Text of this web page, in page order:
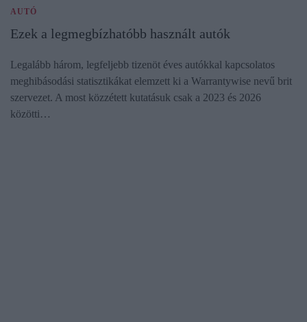
AUTÓ
Ezek a legmegbízhatóbb használt autók
Legalább három, legfeljebb tizenöt éves autókkal kapcsolatos
meghibásodási statisztikákat elemzett ki a Warrantywise nevű brit
szervezet. A most közzétett kutatásuk csak a 2023 és 2026
közötti…